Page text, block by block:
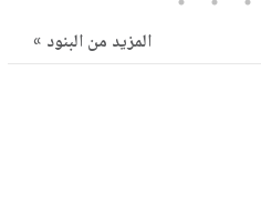
المزيد من البنود »